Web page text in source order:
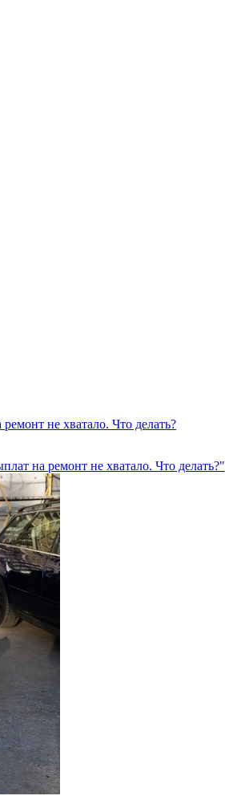
не хватало. Что делать?
на ремонт не хватало. Что делать?"